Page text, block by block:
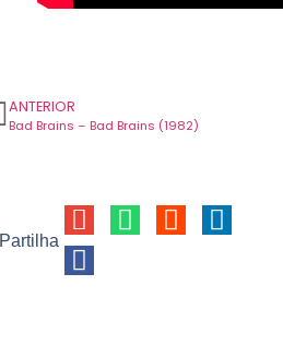
ANTERIOR
Bad Brains – Bad Brains (1982)
Partilha